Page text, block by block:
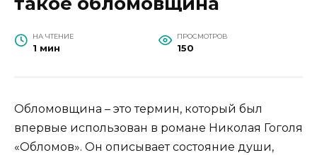
НА ЧТЕНИЕ
1 мин
ПРОСМОТРОВ
150
Обломовщина – это термин, который был
впервые использован в романе Николая Гоголя
«Обломов». Он описывает состояние души,